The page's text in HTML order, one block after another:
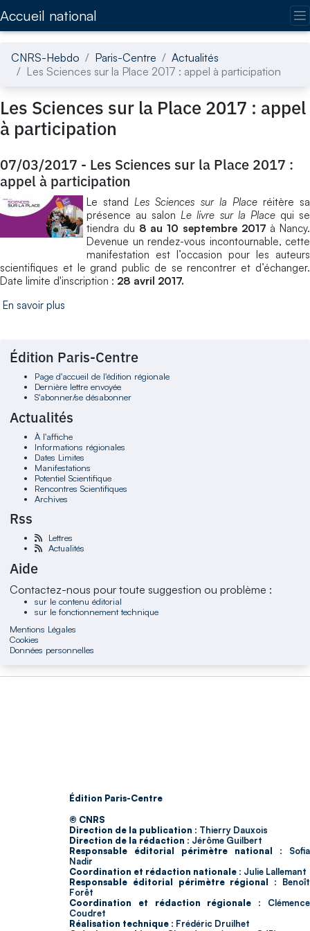
Accueil national
CNRS-Hebdo Paris-Centre
Actualités
Les Sciences sur la Place 2017 : appel à participation
Les Sciences sur la Place 2017 : appel
à participation
07/03/2017 - Les Sciences sur la Place 2017 :
appel à participation
Le stand Les Sciences sur la Placeréitère sa
présence au salon Le livre sur la Placequi se
tiendra du 8 au 10 septembre 2017 à Nancy.
Devenue un rendez-vous incontournable, cette
manifestation est l’occasion pour les auteurs
scientifiques et le grand public de se rencontrer et d’échanger.
Date limite d'inscription : 28 avril 2017.
En savoir plus
Édition Paris-Centre
Page d'accueil de l'édition régionale
Dernière lettre envoyée
S'abonner/se désabonner
Actualités
À l'affiche
Informations régionales
Dates Limites
Manifestations
Potentiel Scientifique
Rencontres Scientifiques
Archives
Rss
Lettres
Actualités
Aide
Contactez-nous pour toute suggestion ou problème :
sur le contenu éditorial
sur le fonctionnement technique
Mentions Légales
Cookies
Données personnelles
Édition Paris-Centre
© CNRS
Direction de la publication : Thierry Dauxois
Direction de la rédaction : Jérôme Guilbert
Responsable éditorial périmètre national : Sofia
Nadir
Coordination et rédaction nationale : Julie Lallemant
Responsable éditorial périmètre régional : Benoît
Forêt
Coordination et rédaction régionale : Clémence
Coudret
Réalisation technique : Frédéric Druilhet